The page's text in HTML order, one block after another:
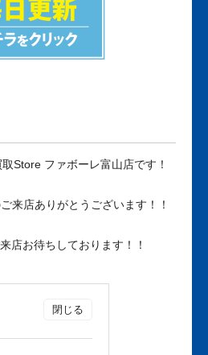
Store ファボーレ富山店です！
来店ありがとうございます！！
店お待ちしております！！